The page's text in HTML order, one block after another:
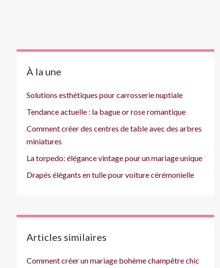
À la une
Solutions esthétiques pour carrosserie nuptiale
Tendance actuelle : la bague or rose romantique
Comment créer des centres de table avec des arbres
miniatures
La torpedo: élégance vintage pour un mariage unique
Drapés élégants en tulle pour voiture cérémonielle
Articles similaires
Comment créer un mariage bohème champêtre chic